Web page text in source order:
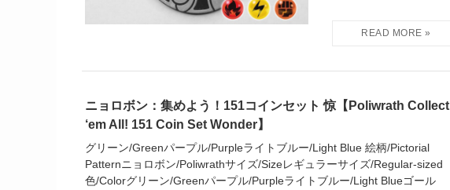
ニョロボン：集めよう！151コインセット 惊【Poliwrath Collect
‘em All! 151 Coin Set Wonder】
グリーン/Greenパープル/Purpleライトブルー/Light Blue 絵柄/Pictorial
Patternニョロボン/Poliwrathサイズ/Sizeレギュラーサイズ/Regular-sized
色/Colorグリーン/Greenパープル/Purpleライトブルー/Light Blueゴール